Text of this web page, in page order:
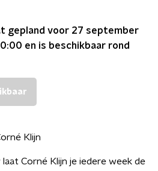
gepland voor 27 september
en is beschikbaar rond
Klijn
Corné Klijn je iedere week de